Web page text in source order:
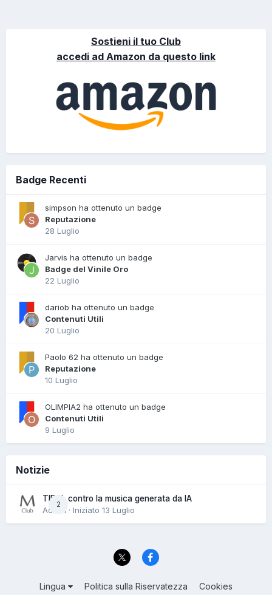
Sostieni il tuo Club
accedi ad Amazon da questo link
Badge Recenti
simpson ha ottenuto un badge
Reputazione
28 Luglio
Jarvis ha ottenuto un badge
Badge del Vinile Oro
22 Luglio
dariob ha ottenuto un badge
Contenuti Utili
20 Luglio
Paolo 62 ha ottenuto un badge
Reputazione
10 Luglio
OLIMPIA2 ha ottenuto un badge
Contenuti Utili
9 Luglio
Notizie
2
TIDAL contro la musica generata da IA
Admin · Iniziato 13 Luglio
Lingua Politica sulla Riservatezza Cookies